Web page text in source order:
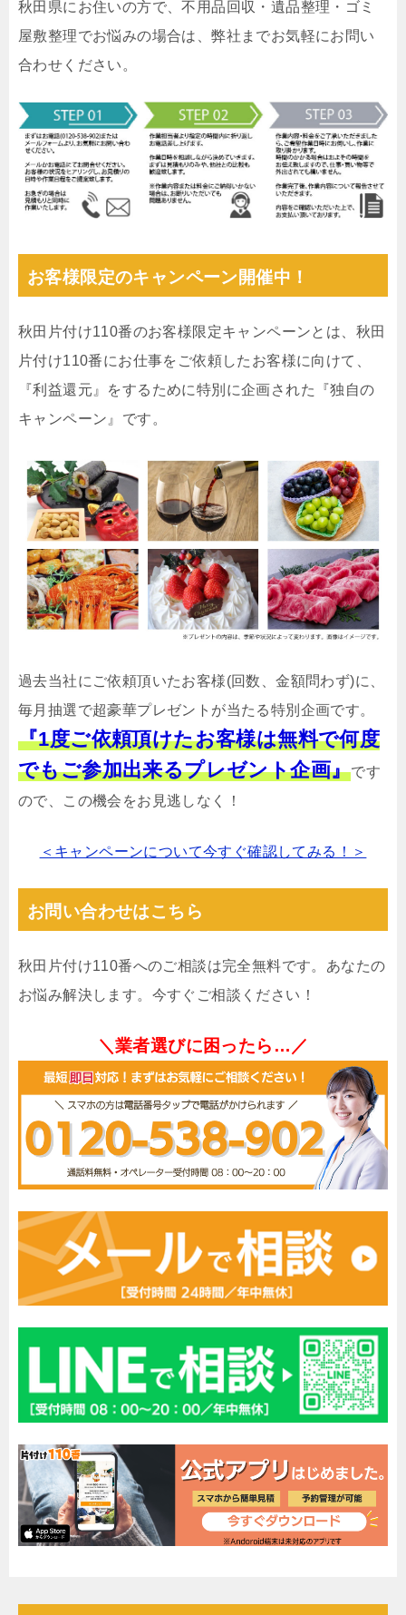
秋田県にお住いの方で、不用品回収・遺品整理・ゴミ
屋敷整理でお悩みの場合は、弊社までお気軽にお問い
合わせください。
お客様限定のキャンペーン開催中！
秋田片付け110番のお客様限定キャンペーンとは、秋田
片付け110番にお仕事をご依頼したお客様に向けて、
『利益還元』をするために特別に企画された『独自の
キャンペーン』です。
過去当社にご依頼頂いたお客様(回数、金額問わず)に、
毎月抽選で超豪華プレゼントが当たる特別企画です。
『1度ご依頼頂けたお客様は無料で何度
でもご参加出来るプレゼント企画』です
ので、この機会をお見逃しなく！
＜キャンペーンについて今すぐ確認してみる！＞
お問い合わせはこちら
秋田片付け110番へのご相談は完全無料です。あなたの
お悩み解決します。今すぐご相談ください！
＼業者選びに困ったら…／